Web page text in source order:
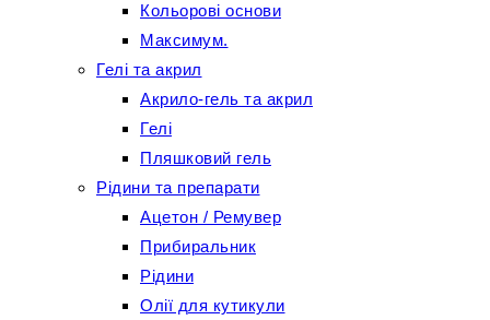
Кольорові основи
Максимум.
Гелі та акрил
Акрило-гель та акрил
Гелі
Пляшковий гель
Рідини та препарати
Ацетон / Ремувер
Прибиральник
Рідини
Олії для кутикули